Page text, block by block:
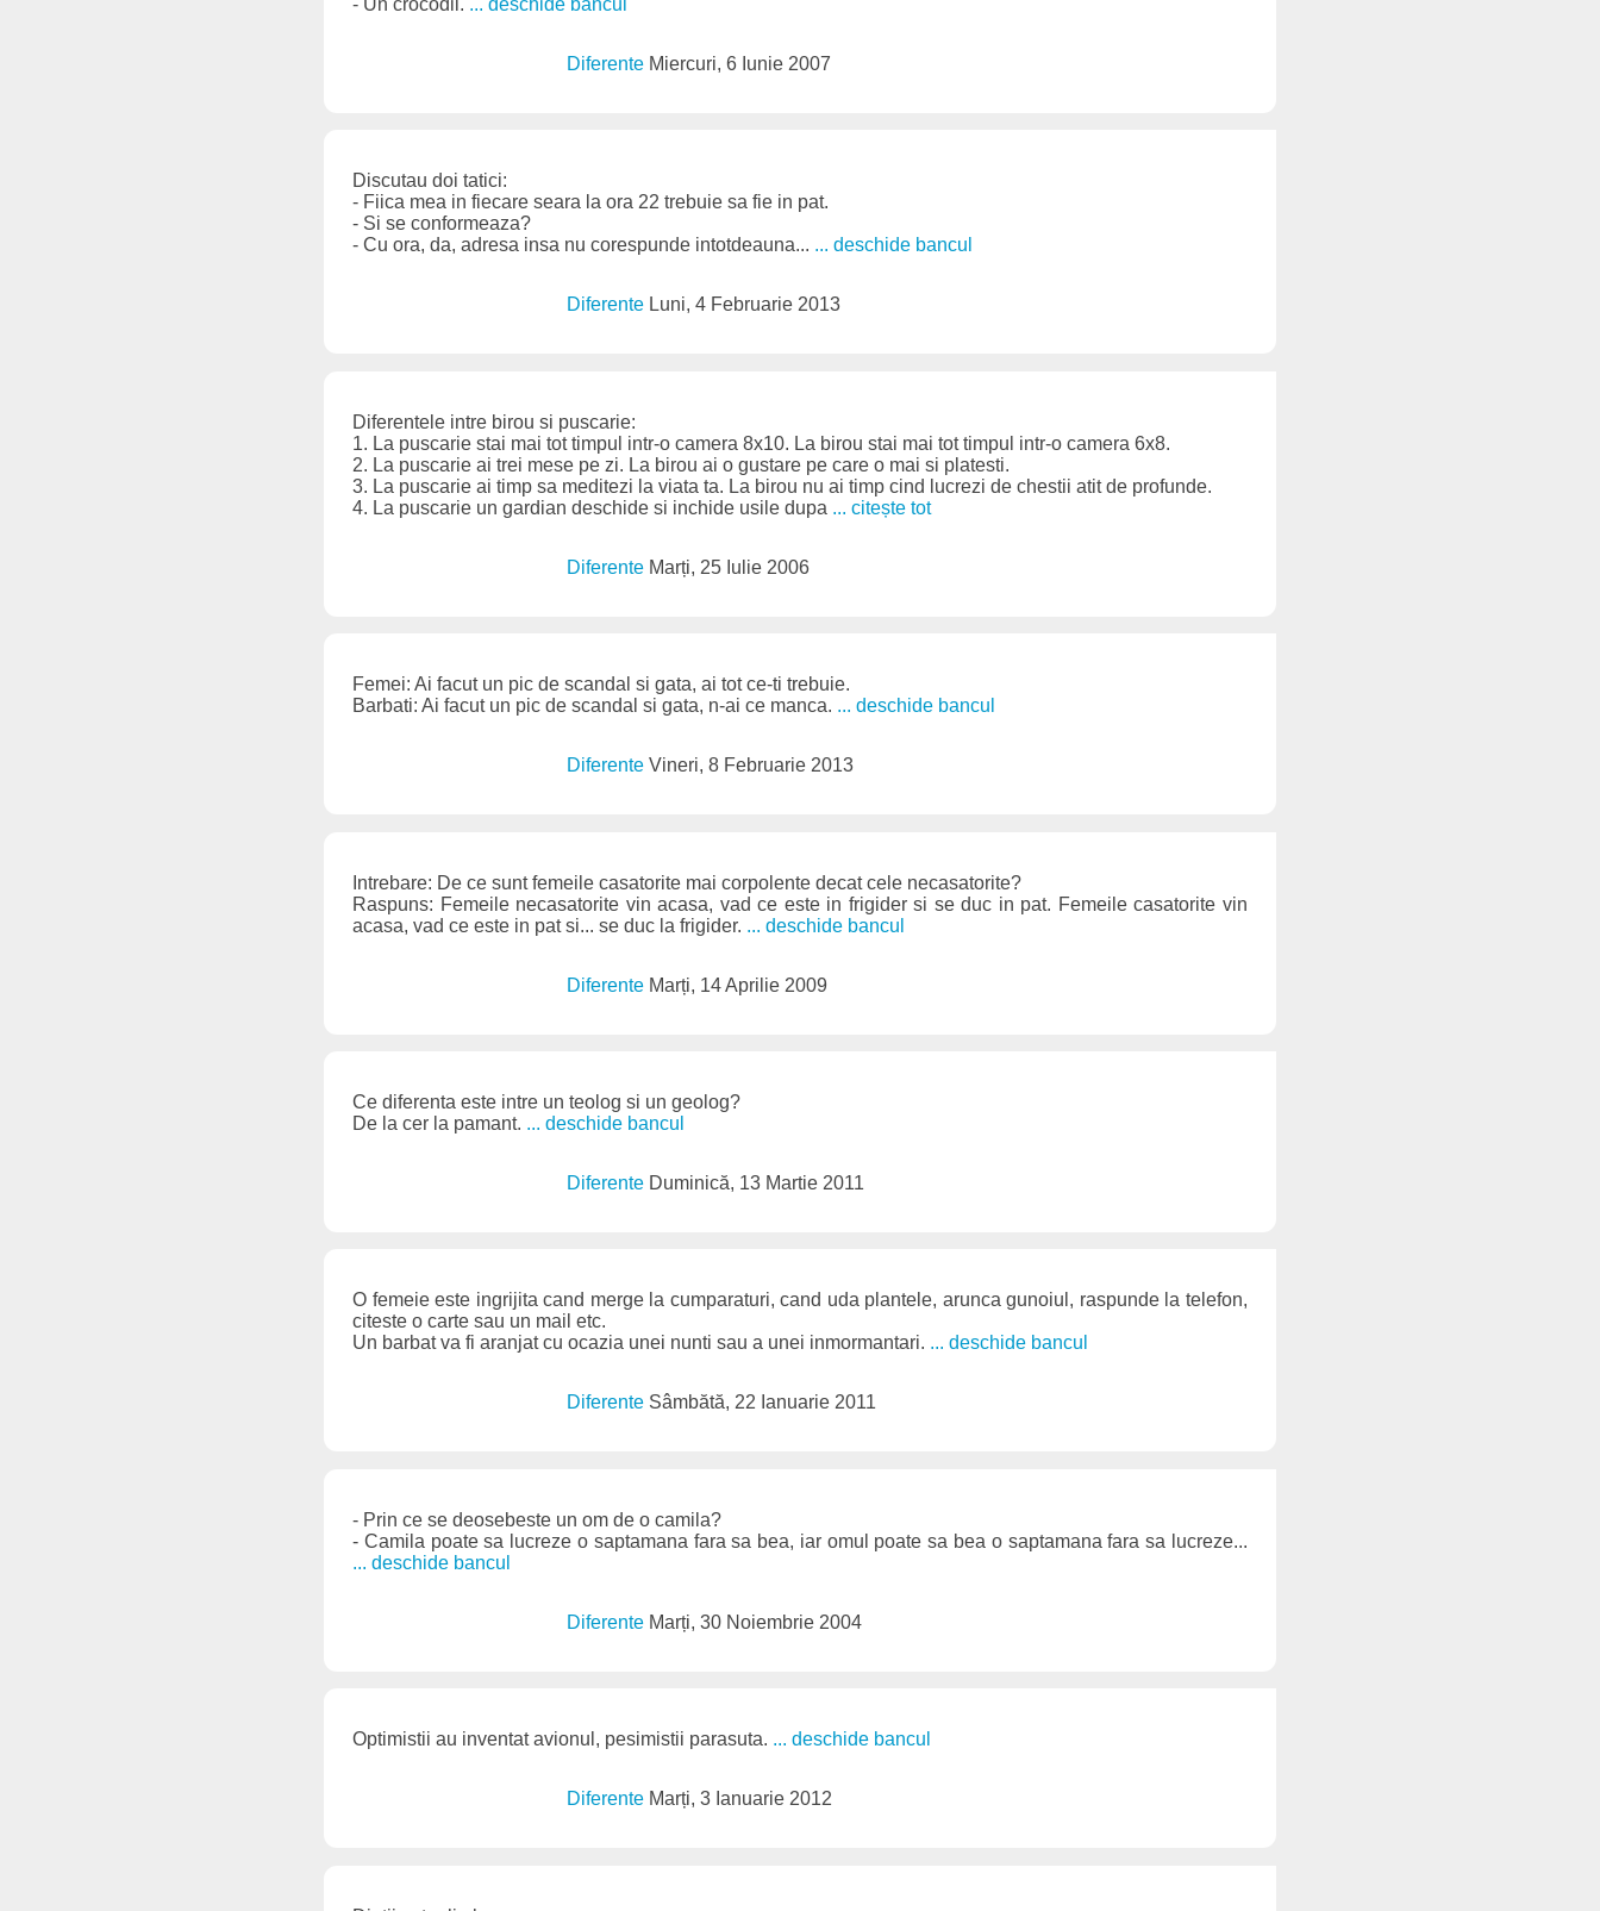
- Un crocodil. ... deschide bancul
Diferente Miercuri, 6 Iunie 2007
Discutau doi tatici:
- Fiica mea in fiecare seara la ora 22 trebuie sa fie in pat.
- Si se conformeaza?
- Cu ora, da, adresa insa nu corespunde intotdeauna... ... deschide bancul
Diferente Luni, 4 Februarie 2013
Diferentele intre birou si puscarie:
1. La puscarie stai mai tot timpul intr-o camera 8x10. La birou stai mai tot timpul intr-o camera 6x8.
2. La puscarie ai trei mese pe zi. La birou ai o gustare pe care o mai si platesti.
3. La puscarie ai timp sa meditezi la viata ta. La birou nu ai timp cind lucrezi de chestii atit de profunde.
4. La puscarie un gardian deschide si inchide usile dupa ... citește tot
Diferente Marți, 25 Iulie 2006
Femei: Ai facut un pic de scandal si gata, ai tot ce-ti trebuie.
Barbati: Ai facut un pic de scandal si gata, n-ai ce manca. ... deschide bancul
DiferenteVineri, 8 Februarie 2013
Intrebare: De ce sunt femeile casatorite mai corpolente decat cele necasatorite?
Raspuns: Femeile necasatorite vin acasa, vad ce este in frigider si se duc in pat. Femeile casatorite vin
acasa, vad ce este in pat si... se duc la frigider. ... deschide bancul
Diferente Marți, 14 Aprilie 2009
Ce diferenta este intre un teolog si un geolog?
De la cer la pamant. ... deschide bancul
Diferente Duminică, 13 Martie 2011
O femeie este ingrijita cand merge la cumparaturi, cand uda plantele, arunca gunoiul, raspunde la telefon,
citeste o carte sau un mail etc.
Un barbat va fi aranjat cu ocazia unei nunti sau a unei inmormantari. ... deschide bancul
Diferente Sâmbătă, 22 Ianuarie 2011
- Prin ce se deosebeste un om de o camila?
- Camila poate sa lucreze o saptamana fara sa bea, iar omul poate sa bea o saptamana fara sa lucreze...
... deschide bancul
Diferente Marți, 30 Noiembrie 2004
Optimistii au inventat avionul, pesimistii parasuta. ... deschide bancul
Diferente Marți, 3 Ianuarie 2012